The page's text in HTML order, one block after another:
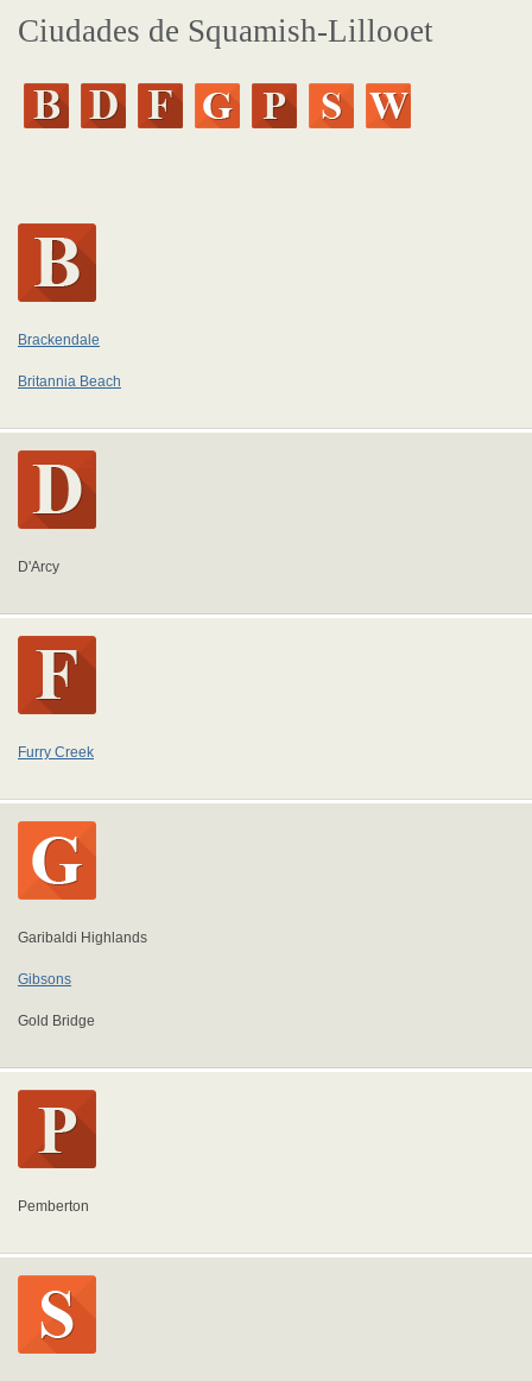
Ciudades de Squamish-Lillooet
Brackendale
Britannia Beach
D'Arcy
Furry Creek
Garibaldi Highlands
Gibsons
Gold Bridge
Pemberton